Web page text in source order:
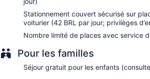
Max Savassi Apart Service - Oficial
accessibles par des couloirs extérieurs.
minibar et coffre-fort. Les chambres ont
décor et d’un ameublement distincts et
table de salle à manger. Les lits ont un
matelas à plateau-coussin. Un téléviseur
chaînes par câble. Cet hôtel-résidence
propose des unités d'hébergement avec
Stationnement couvert sécurisé sur
voiturier (42 BRL par jour; privilèges
Nombre limité de places avec service
Pour les familles
Séjour gratuit pour les enfants